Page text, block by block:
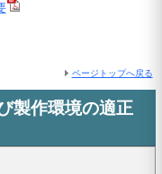
ページトップへ戻る
製作環境の適正